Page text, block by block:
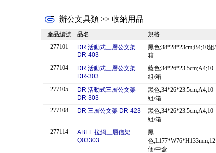
辦公文具類 >> 收納用品
產品編號 品名 規格
277101
DR 活動式三層公文架
DR-403
黑色;38*28*23cm;B4;10組/
箱
277104
DR 活動式三層公文架
DR-303
藍色;34*26*23.5cm;A4;10
組/箱
277105
DR 活動式三層公文架
DR-303
黑色;34*26*23.5cm;A4;10
組/箱
277108 DR 三層公文架 DR-423
黑色;34*26*23.5cm;A4;10
組/箱
277114
ABEL 拉網三層信架
Q03303
黑
色;L177*W76*H133mm;12
個/中盒